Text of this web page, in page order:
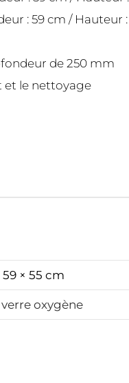
: 59 cm / Hauteur
de 250 mm
et le nettoyage
59 × 55 cm
oxygène